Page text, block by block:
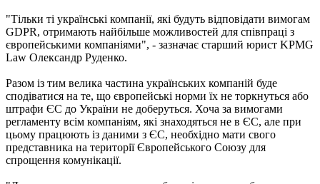
"Тільки ті українські компанії, які будуть відповідати вимогам
GDPR, отримають найбільше можливостей для співпраці з
європейськими компаніями", - зазначає старший юрист KPMG
Law Олександр Руденко.
Разом із тим велика частина українських компаній буде
сподіватися на те, що європейські норми їх не торкнуться або
штрафи ЄС до України не доберуться. Хоча за вимогами
регламенту всім компаніям, які знаходяться не в ЄС, але при
цьому працюють із даними з ЄС, необхідно мати свого
представника на території Європейського Союзу для
спрощення комунікації.